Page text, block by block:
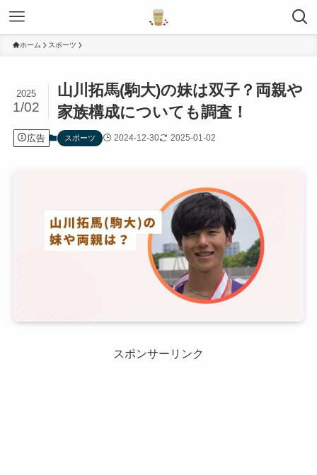
ホーム スポーツ
山川拓馬(駒大)の妹は双子？両親や
家族構成についても調査！
2025
1/02
広告 スポーツ 2024-12-30 2025-01-02
スポンサーリンク